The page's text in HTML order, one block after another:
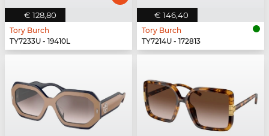
€ 128,80
Tory Burch
TY7233U - 19410L
€ 146,40
Tory Burch
TY7214U - 172813